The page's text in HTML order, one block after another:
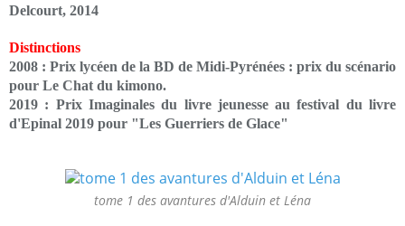
Delcourt, 2014
Distinctions
2008 : Prix lycéen de la BD de Midi-Pyrénées : prix du scénario
pour Le Chat du kimono.
2019 : Prix Imaginales du livre jeunesse au festival du livre
d'Epinal 2019 pour "Les Guerriers de Glace"
tome 1 des avantures d'Alduin et Léna